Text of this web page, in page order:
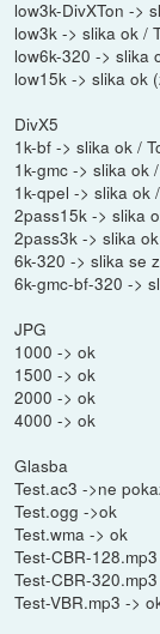
low3k-DivXTon ->
low3k -> slika ok /
low6k-320 -> slika
low15k -> slika ok
DivX5
1k-bf -> slika ok /
1k-gmc -> slika ok
1k-qpel -> slika ok
2pass15k -> slika
2pass3k -> slika
6k-320 -> slika se
6k-gmc-bf-320 ->
JPG
1000 -> ok
1500 -> ok
2000 -> ok
4000 -> ok
Glasba
Test.ac3 ->ne
Test.ogg ->ok
Test.wma -> ok
Test-CBR-
Test-CBR-
Test-VBR.mp3 ->